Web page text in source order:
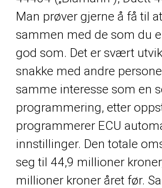
Man prøver gjerne å få til
sammen med de som du
god som. Det er svært
snakke med andre
samme interesse som en
programmering, etter
programmerer ECU
innstillinger. Den totale
seg til 44,9 millioner
millioner kroner året før.